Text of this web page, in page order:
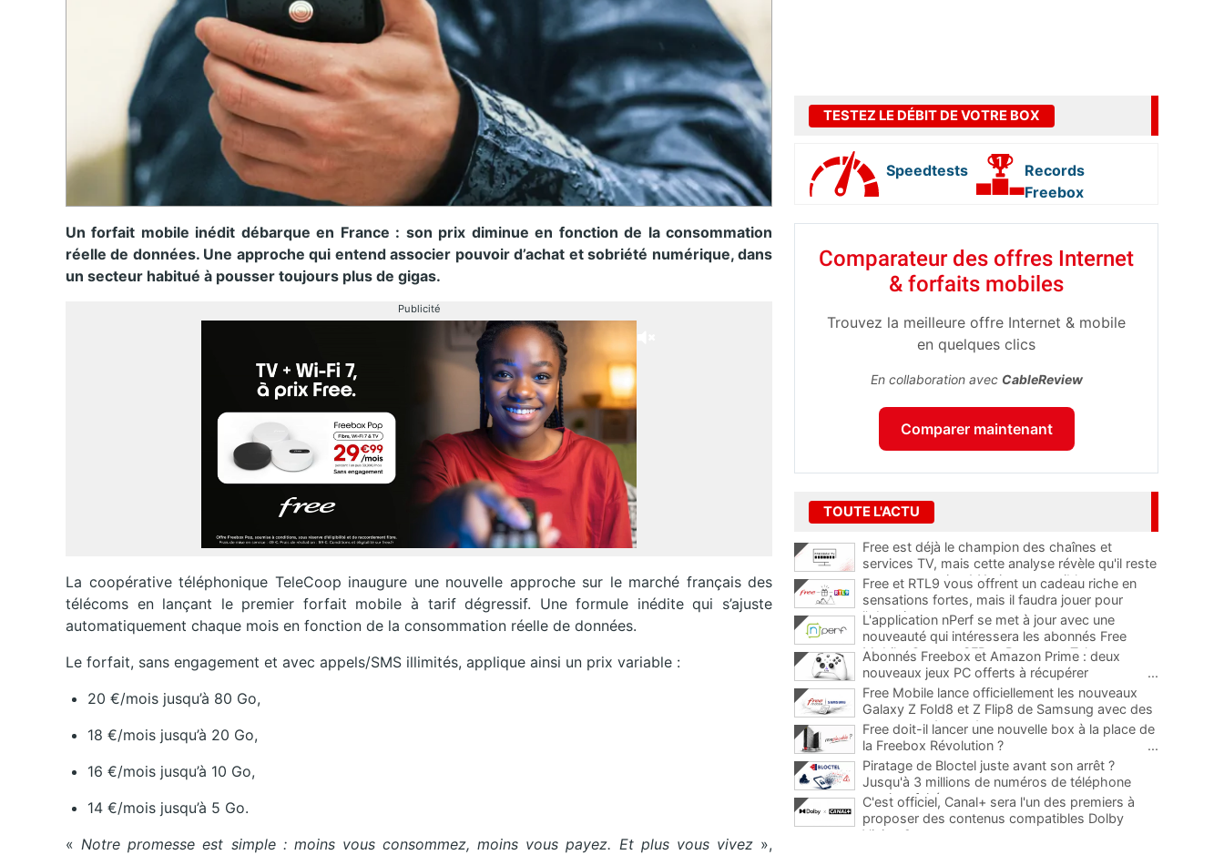
Un forfait mobile inédit débarque en France : son prix diminue en fonction de la consommation
réelle de données. Une approche qui entend associer pouvoir d’achat et sobriété numérique, dans
un secteur habitué à pousser toujours plus de gigas.
Publicité
La coopérative téléphonique TeleCoop inaugure une nouvelle approche sur le marché français des
télécoms en lançant le premier forfait mobile à tarif dégressif. Une formule inédite qui s’ajuste
automatiquement chaque mois en fonction de la consommation réelle de données.
Le forfait, sans engagement et avec appels/SMS illimités, applique ainsi un prix variable :
20 €/mois jusqu’à 80 Go,
18 €/mois jusqu’à 20 Go,
16 €/mois jusqu’à 10 Go,
14 €/mois jusqu’à 5 Go.
« Notre promesse est simple : moins vous consommez, moins vous payez. Et plus vous vivez»,
TESTEZ LE DÉBIT DE VOTRE BOX
Speedtests
Records
Freebox
Comparateur des offres Internet
& forfaits mobiles
Trouvez la meilleure offre Internet & mobile
en quelques clics
En collaboration avec CableReview
Comparer maintenant
TOUTE L'ACTU
Free est déjà le champion des chaînes et
services TV, mais cette analyse révèle qu'il reste
encore au moins 141 ajouts possibles
Free et RTL9 vous offrent un cadeau riche en
sensations fortes, mais il faudra jouer pour
l'obtenir
L'application nPerf se met à jour avec une
nouveauté qui intéressera les abonnés Free
Mobile, Orange, SFR et Bouygues Telecom
Abonnés Freebox et Amazon Prime : deux
nouveaux jeux PC offerts à récupérer
...
Free Mobile lance officiellement les nouveaux
Galaxy Z Fold8 et Z Flip8 de Samsung avec des
promos et des cadeaux
...
Free doit-il lancer une nouvelle box à la place de
la Freebox Révolution ?
...
Piratage de Bloctel juste avant son arrêt ?
Jusqu'à 3 millions de numéros de téléphone
auraient fuité
C'est officiel, Canal+ sera l'un des premiers à
proposer des contenus compatibles Dolby
Vision 2